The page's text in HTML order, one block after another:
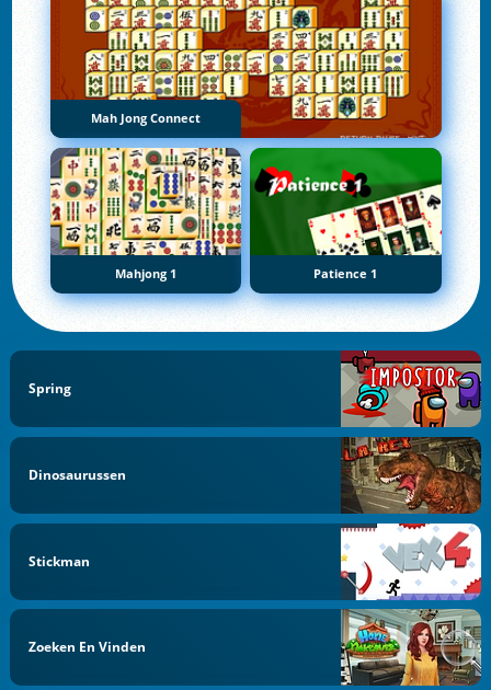
Mah Jong Connect
Mahjong 1 Patience 1
Spring
Dinosaurussen
Stickman
Zoeken En Vinden